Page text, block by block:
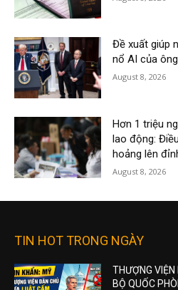
Đề xuất giúp
nổ AI của
August 8, 2026
Hơn 1 triệu
lao động:
hoảng lên
August 8, 2026
TIN HOT TRONG NGÀY
THƯỢNG
BỘ QUỐC